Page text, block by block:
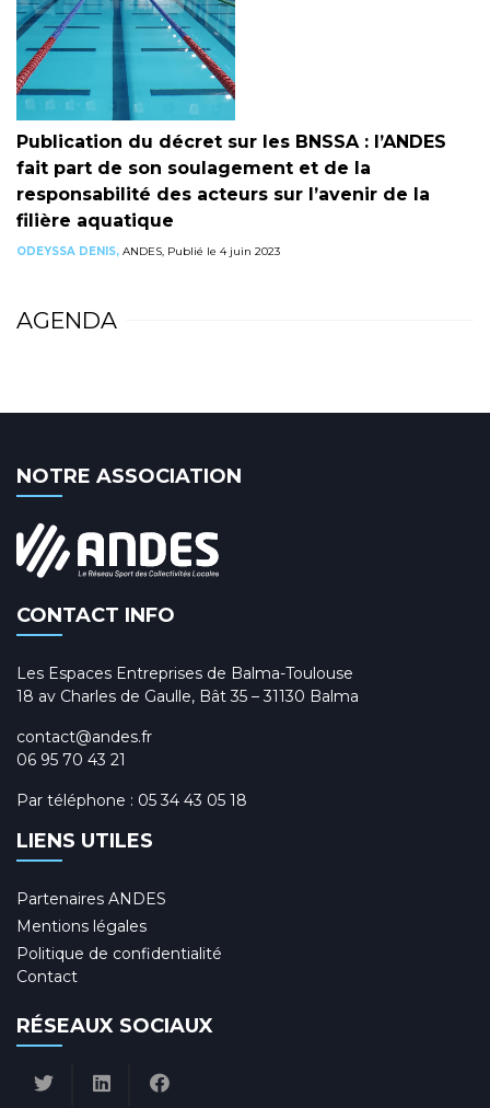
Publication du décret sur les BNSSA : l’ANDES
fait part de son soulagement et de la
responsabilité des acteurs sur l’avenir de la
filière aquatique
ODEYSSA DENIS, ANDES, Publié le 4 juin 2023
AGENDA
NOTRE ASSOCIATION
CONTACT INFO
Les Espaces Entreprises de Balma-Toulouse
18 av Charles de Gaulle, Bât 35 – 31130 Balma
contact@andes.fr
06 95 70 43 21
Par téléphone : 05 34 43 05 18
LIENS UTILES
Partenaires ANDES
Mentions légales
Politique de confidentialité
Contact
RÉSEAUX SOCIAUX